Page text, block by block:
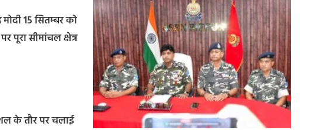
15 सितम्बर को
पूरा सीमांचल क्षेत्र
के तौर पर चलाई